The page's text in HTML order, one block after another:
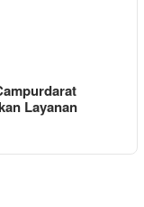
Layanan